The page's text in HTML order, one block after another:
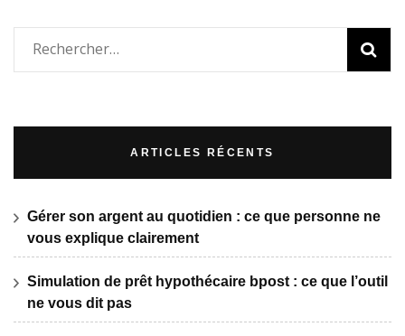
Rechercher :
ARTICLES RÉCENTS
Gérer son argent au quotidien : ce que personne ne
vous explique clairement
Simulation de prêt hypothécaire bpost : ce que l’outil
ne vous dit pas